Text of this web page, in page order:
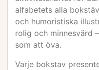
alfabetets alla
och humoristiska
rolig och minnesvärd
som att öva.
Varje bokstav